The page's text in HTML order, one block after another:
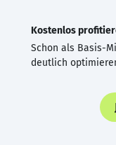
Kostenlos
Schon als Basis-
deutlich